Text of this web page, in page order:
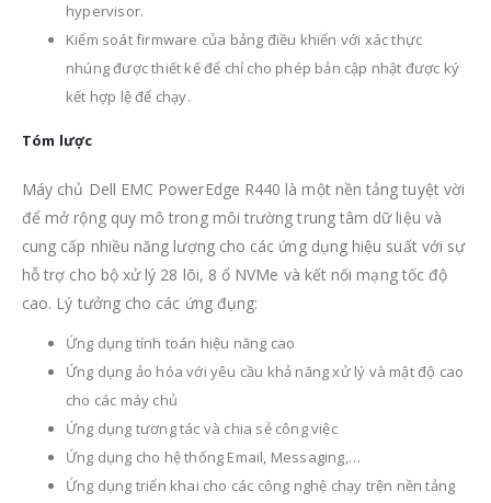
hypervisor.
Kiểm soát firmware của bảng điều khiển với xác thực
nhúng được thiết kế để chỉ cho phép bản cập nhật được ký
kết hợp lệ để chạy.
Tóm lược
Máy chủ Dell EMC PowerEdge R440 là một nền tảng tuyệt vời
để mở rộng quy mô trong môi trường trung tâm dữ liệu và
cung cấp nhiều năng lượng cho các ứng dụng hiệu suất với sự
hỗ trợ cho bộ xử lý 28 lõi, 8 ổ NVMe và kết nối mạng tốc độ
cao. Lý tưởng cho các ứng đụng:
Ứng dụng tính toán hiệu năng cao
Ứng dụng ảo hóa với yêu cầu khả năng xử lý và mật độ cao
cho các máy chủ
Ứng dụng tương tác và chia sẻ công việc
Ứng dụng cho hệ thống Email, Messaging,…
Ứng dụng triển khai cho các công nghệ chạy trện nền tảng